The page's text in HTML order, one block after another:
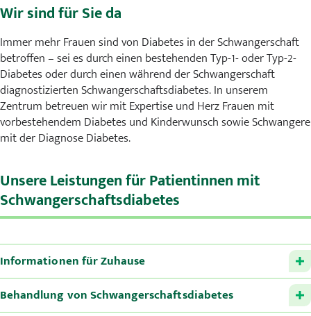
Kontakt
Wir sind für Sie da
Immer mehr Frauen sind von Diabetes in der Schwangerschaft
betroffen – sei es durch einen bestehenden Typ-1- oder Typ-2-
Diabetes oder durch einen während der Schwangerschaft
diagnostizierten Schwangerschaftsdiabetes. In unserem
Zentrum betreuen wir mit Expertise und Herz Frauen mit
vorbestehendem Diabetes und Kinderwunsch sowie Schwangere
mit der Diagnose Diabetes.
Unsere Leistungen für Patientinnen mit
Schwangerschaftsdiabetes
Informationen für Zuhause
Behandlung von Schwangerschaftsdiabetes